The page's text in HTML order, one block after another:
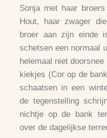
Sonja met haar
Hout, haar zwager
broer aan zijn einde
schetsen een normaal
helemaal niet
kiekjes (Cor op de
schaatsen in een
de tegenstelling
nichtje op de bank
over de dagelijkse